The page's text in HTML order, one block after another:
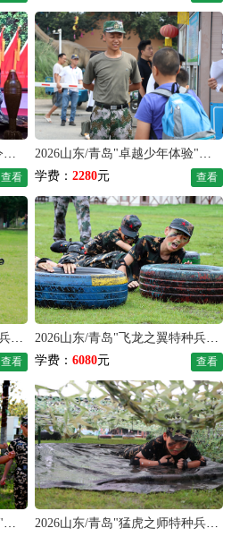
查看
学费：2280元 查看
2026山东/青岛"蛟龙突击特种兵"夏令营（7天）
查看
2026山东/青岛"飞龙之翼特种兵"夏令营（14天）
学费：6080元 查看